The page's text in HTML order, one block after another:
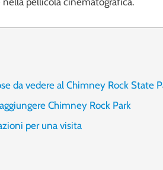
da vedere al Chimney Rock State
Chimney Rock Park
per una visita